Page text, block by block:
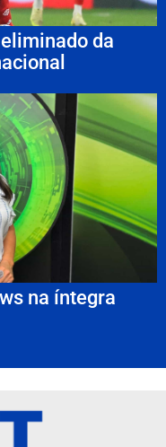
da
na íntegra